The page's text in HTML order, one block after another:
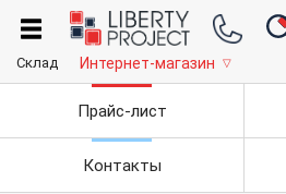
Склад Интернет-магазин ▽
Прайс-лист
Контакты